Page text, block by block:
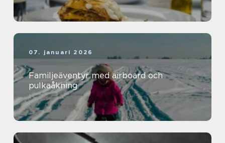
07. januari 2026
Familjeäventyr med airboard och
pulkaåkning